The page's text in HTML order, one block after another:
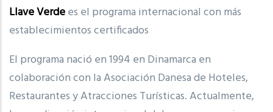
Llave Verdees el programa internacional con más
establecimientos certificados
El programa nació en 1994 en Dinamarca en
colaboración con la Asociación Danesa de Hoteles,
Restaurantes y Atracciones Turísticas. Actualmente,